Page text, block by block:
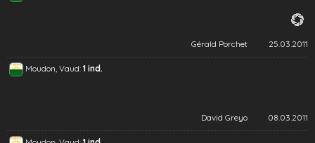
Gérald Porchet 25.03.2011
Moudon, Vaud: 1 ind.
David Greyo 08.03.2011